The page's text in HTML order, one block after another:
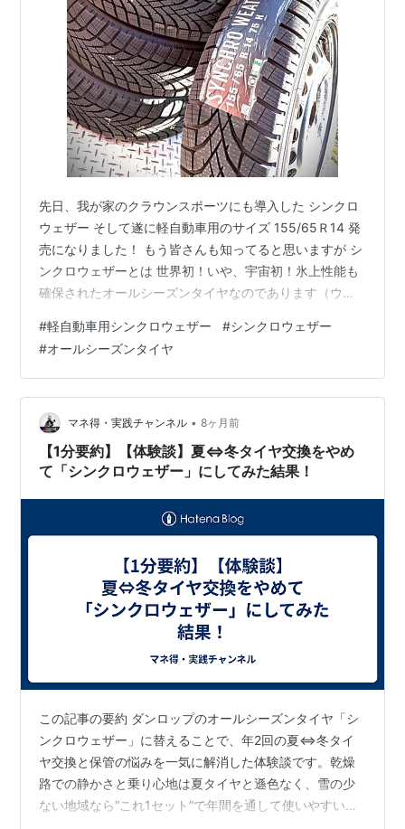
先日、我が家のクラウンスポーツにも導入した シンクロ
ウェザー そして遂に軽自動車用のサイズ 155/65Ｒ14 発
売になりました！ もう皆さんも知ってると思いますが シ
ンクロウェザーとは 世界初！いや、宇宙初！氷上性能も
確保されたオールシーズンタイヤなのであります（ウイ
イヤなのです 今までは15インチまでしか発売されていな
かったので 純正14インチだとインチアップやアルミホイ
ールを変えたくないと言う方にはうってつけ、純正サイ
ズのままシンクロウェザーを履く事ができます そして、
我ら事業所の車 サンドタント号 グリーンタント号 ルー
ミー号 も履く…
#軽自動車用シンクロウェザー #シンクロウェザー
#オールシーズンタイヤ
マネ得・実践チャンネル • 8ヶ月前
【1分要約】【体験談】夏⇔冬タイヤ交換をやめ
て「シンクロウェザー」にしてみた結果！
この記事の要約 ダンロップのオールシーズンタイヤ「シ
ンクロウェザー」に替えることで、年2回の夏⇔冬タイ
ヤ交換と保管の悩みを一気に解消した体験談です。乾燥
路での静かさと乗り心地は夏タイヤと遜色なく、雪の少
ない地域なら“これ1セット”で年間を通して使いやすいと